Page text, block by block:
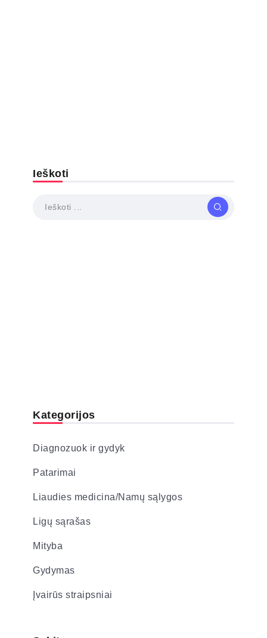
Ieškoti
Kategorijos
Diagnozuok ir gydyk
Patarimai
Liaudies medicina/Namų sąlygos
Ligų sąrašas
Mityba
Gydymas
Įvairūs straipsniai